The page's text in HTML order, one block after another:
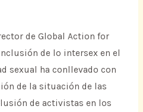
de Global Action for
de lo intersex en el
sexual ha conllevado con
de la situación de las
de activistas en los